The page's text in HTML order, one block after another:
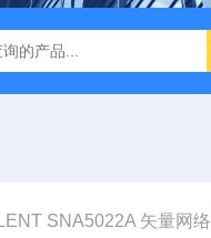
致茂Chroma 3380/
SNA5022A 矢量网